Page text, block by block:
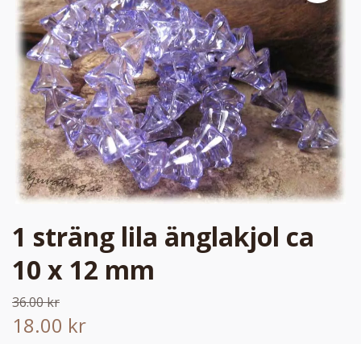
1 sträng lila änglakjol ca
10 x 12 mm
36.00 kr
18.00 kr